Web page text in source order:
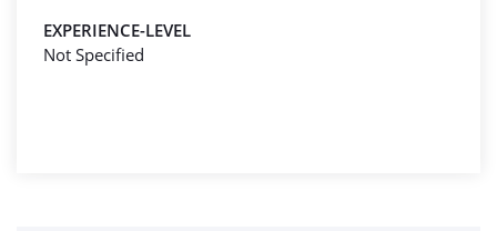
EXPERIENCE-LEVEL
Not Specified